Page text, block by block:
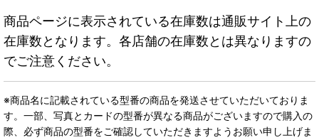
商品ページに表示されている在庫数は通販サイト上の
在庫数となります。各店舗の在庫数とは異なりますの
でご注意ください。
※商品名に記載されている型番の商品を発送させていただいておりま
す。一部、写真とカードの型番が異なる商品がございますので購入の
際、必ず商品の型番をご確認していただきますようお願い申し上げま